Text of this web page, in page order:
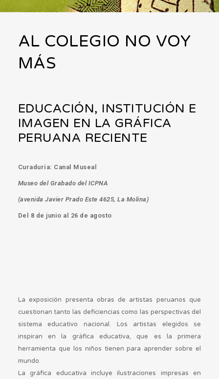
AL COLEGIO NO VOY
MÁS
EDUCACIÓN, INSTITUCIÓN E
IMAGEN EN LA GRÁFICA
PERUANA RECIENTE
Curaduría: Canal Museal
Museo del Grabado del ICPNA
(avenida Javier Prado Este 4625, La Molina)
Del 8 de junio al 26 de agosto
La exposición presenta obras de artistas peruanos que
cuestionan tanto las deficiencias como las perspectivas del
sistema educativo nacional. Los artistas elegidos se
inspiran en la gráfica educativa, que es la primera
herramienta que los niños tienen para aprender sobre el
mundo.
La gráfica educativa incluye ilustraciones impresas en